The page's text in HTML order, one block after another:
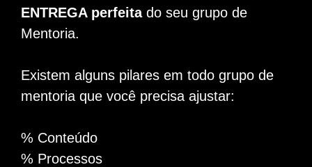
ENTREGA perfeitado seu grupo de
Mentoria.
Existem alguns pilares em todo grupo de
mentoria que você precisa ajustar:
% Conteúdo
% Processos